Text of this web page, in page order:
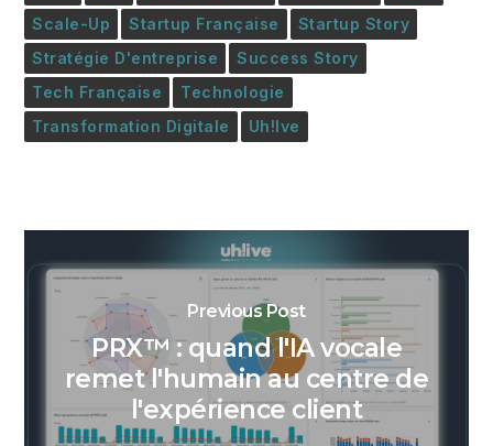
Scale-Up
Startup Française
Startup Story
Stratégie D'entreprise
Success Story
Tech Française
Technologie
Transformation Digitale
Uh!ive
Previous Post
PRX™ : quand l'IA vocale
remet l'humain au centre de
l'expérience client